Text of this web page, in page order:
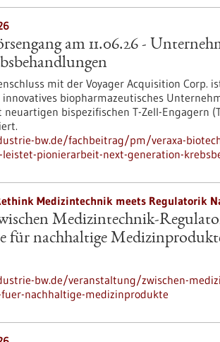
am 11.06.26 -
mit der Voyager Acquisition Corp.
biopharmazeutisches
bispezifischen T-Zell-Engagern
bw.de/fachbeitrag/pm/veraxa-
pionierarbeit-next-generation-
Medizintechnik meets Regulatorik
Medizintechnik-
für nachhaltige
bw.de/veranstaltung/zwischen-
nachhaltige-medizinprodukte